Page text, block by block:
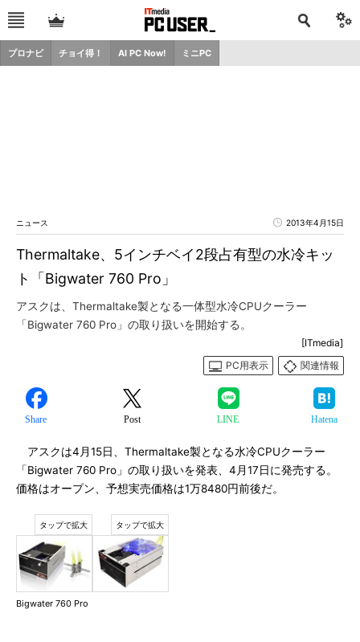
プロナビ チョイ得！ AI PC Now! ミニPC
ニュース 2013年4月15日
Thermaltake、5インチベイ2段占有型の水冷キッ
ト「Bigwater 760 Pro」
アスクは、Thermaltake製となる一体型水冷CPUクーラー
「Bigwater 760 Pro」の取り扱いを開始する。
[ITmedia]
PC用表示
関連情報
Share Post LINE Hatena
アスクは4月15日、Thermaltake製となる水冷CPUクーラー
「Bigwater 760 Pro」の取り扱いを発表、4月17日に発売する。
価格はオープン、予想実売価格は1万8480円前後だ。
Bigwater 760 Pro